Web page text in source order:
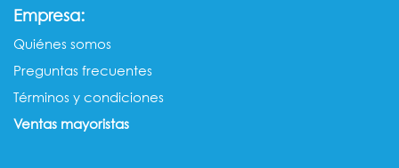
Empresa:
Quiénes somos​​
Preguntas frecuentes
Términos y condiciones
Ventas mayorista​s